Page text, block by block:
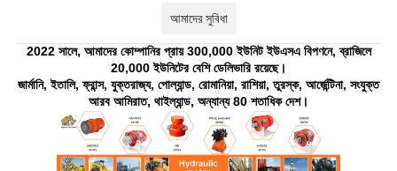
আমাদের সুবিধা
2022 সালে, আমাদের কোম্পানির প্রায় 300,000 ইউনিট ইউএসএ বিপণনে, ব্রাজিলে
20,000 ইউনিটের বেশি ডেলিভারি রয়েছে।
জার্মানি, ইতালি, ফ্রান্স, যুক্তরাজ্য, পোল্যান্ড, রোমানিয়া, রাশিয়া, তুরস্ক, আর্জেন্টিনা, সংযুক্ত
আরব আমিরাত, থাইল্যান্ড, অন্যান্য 80 শতাধিক দেশ।